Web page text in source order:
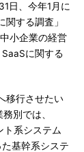
日、今年1月に
関する調査」
小企業の経営
に関する
移行させたい
別では、
ト系システム
基幹系システ